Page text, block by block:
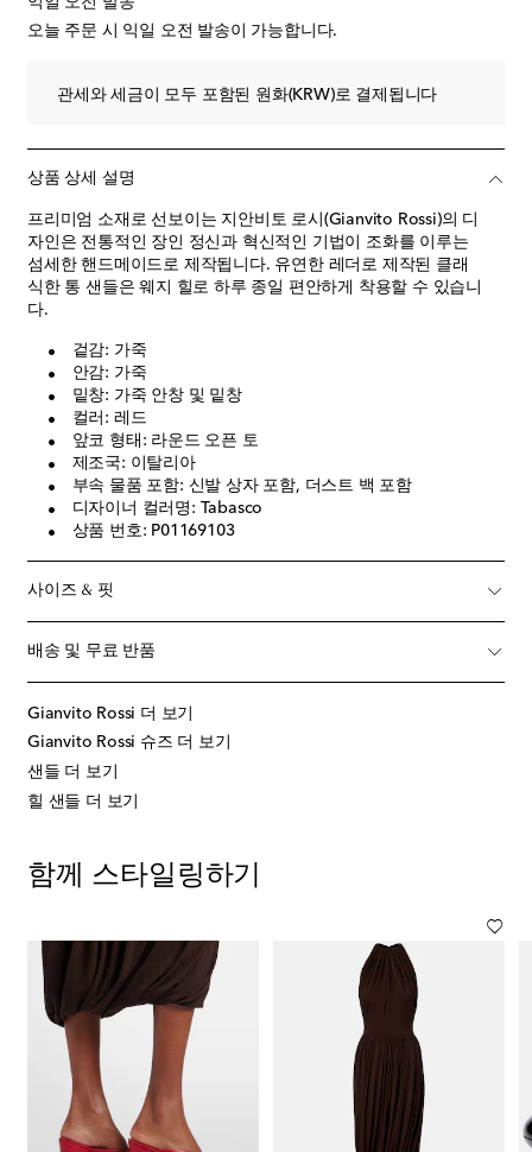
오늘 주문 시 익일 오전 발송이 가능합니다.
관세와 세금이 모두 포함된 원화(KRW)로 결제됩니다
상품 상세 설명
프리미엄 소재로 선보이는 지안비토 로시(Gianvito Rossi)의 디
자인은 전통적인 장인 정신과 혁신적인 기법이 조화를 이루는
섬세한 핸드메이드로 제작됩니다. 유연한 레더로 제작된 클래
식한 통 샌들은 웨지 힐로 하루 종일 편안하게 착용할 수 있습니
다.
겉감: 가죽
안감: 가죽
밑창: 가죽 안창 및 밑창
컬러: 레드
앞코 형태: 라운드 오픈 토
제조국: 이탈리아
부속 물품 포함: 신발 상자 포함, 더스트 백 포함
디자이너 컬러명: Tabasco
상품 번호: P01169103
사이즈 & 핏
배송 및 무료 반품
Gianvito Rossi 더 보기
Gianvito Rossi 슈즈 더 보기
샌들 더 보기
힐 샌들 더 보기
함께 스타일링하기